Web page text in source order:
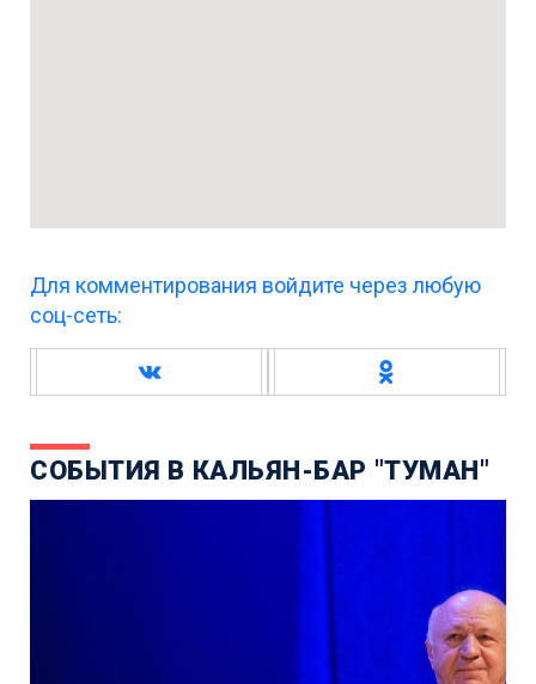
Для комментирования войдите через любую
соц-сеть:
СОБЫТИЯ В КАЛЬЯН-БАР "ТУМАН"